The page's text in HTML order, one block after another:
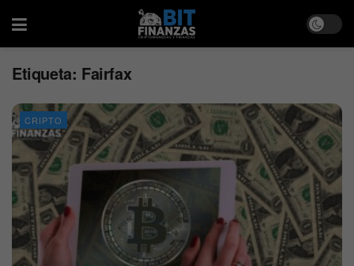
Etiqueta: Fairfax
CRIPTO